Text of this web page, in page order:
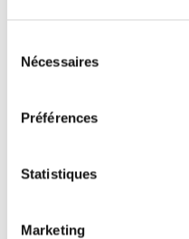
Nécessaires
Préférences
Statistiques
Marketing
que vous